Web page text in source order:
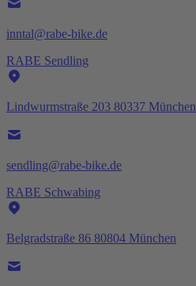
inntal@rabe-bike.de
RABE Sendling
Lindwurmstraße 203 80337 München
sendling@rabe-bike.de
RABE Schwabing
Belgradstraße 86 80804 München